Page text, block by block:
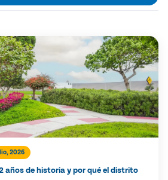
2026
años de historia y por qué el distrito